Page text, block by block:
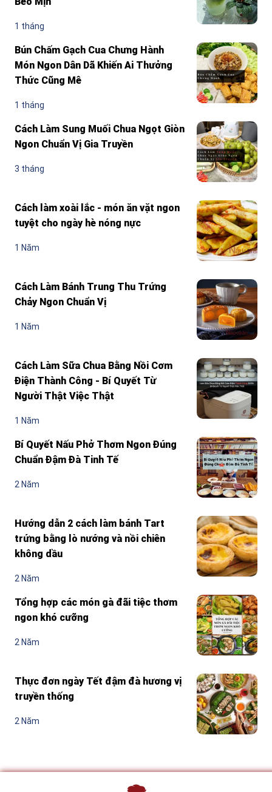
1 tháng
Bún Chấm Gạch Cua Chưng Hành
Món Ngon Dân Dã Khiến Ai Thưởng
Thức Cũng Mê
1 tháng
Cách Làm Sung Muối Chua Ngọt Giòn
Ngon Chuẩn Vị Gia Truyền
3 tháng
Cách làm xoài lắc - món ăn vặt ngon
tuyệt cho ngày hè nóng nực
1 Năm
Cách Làm Bánh Trung Thu Trứng
Chảy Ngon Chuẩn Vị
1 Năm
Cách Làm Sữa Chua Bằng Nồi Cơm
Điện Thành Công - Bí Quyết Từ
Người Thật Việc Thật
1 Năm
Bí Quyết Nấu Phở Thơm Ngon Đúng
Chuẩn Đậm Đà Tinh Tế
2 Năm
Hướng dẫn 2 cách làm bánh Tart
trứng bằng lò nướng và nồi chiên
không dầu
2 Năm
Tổng hợp các món gà đãi tiệc thơm
ngon khó cưỡng
2 Năm
Thực đơn ngày Tết đậm đà hương vị
truyền thống
2 Năm